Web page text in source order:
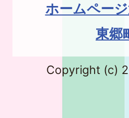
ホームペー
東郷
Copyright (c)